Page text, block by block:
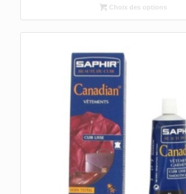
18,50 €
à
89,00 €
Choix des options